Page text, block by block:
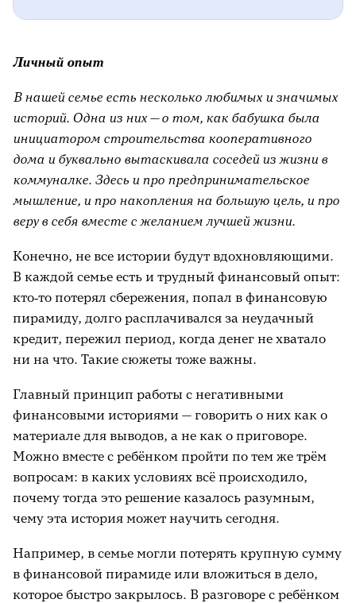
восстановите ход событий: когда это
было, в каких условиях жила семья,
какие были возможности и ограничения.
тому, какие решения сегодня вы бы
приняли иначе.
Держать в голове три вопроса.Во время
разговора можно возвращаться к трём
истории? Какое решение они приняли, и
почему тогда оно казалось верным? Что
мы сегодня можем из этого взять,
учитывая современные обстоятельства?
Разделять «понимать» и «повторять».
причины не обязывает поступать так же.
Можно прямо сказать: «Мы стараемся
понять, почему так делали раньше, но
можем выбирать другие решения для
нашей жизни».
вашим итоговым мнением, а вопросом к
ребёнку: «Как ты думаешь сам? Как бы
ты хотел поступать, когда вырастешь?»
Личный опыт
В нашей семье есть несколько любимых и значимых
историй. Одна из них — о том, как бабушка была
инициатором строительства кооперативного
дома и буквально вытаскивала соседей из жизни в
коммуналке. Здесь и про предпринимательское
мышление, и про накопления на большую цель, и про
веру в себя вместе с желанием лучшей жизни.
Конечно, не все истории будут вдохновляющими.
В каждой семье есть и трудный финансовый опыт:
кто‑то потерял сбережения, попал в финансовую
пирамиду, долго расплачивался за неудачный
кредит, пережил период, когда денег не хватало
ни на что. Такие сюжеты тоже важны.
Главный принцип работы с негативными
финансовыми историями — говорить о них как о
материале для выводов, а не как о приговоре.
Можно вместе с ребёнком пройти по тем же трём
вопросам: в каких условиях всё происходило,
почему тогда это решение казалось разумным,
чему эта история может научить сегодня.
Например, в семье могли потерять крупную сумму
в финансовой пирамиде или вложиться в дело,
которое быстро закрылось. В разговоре с ребёнком